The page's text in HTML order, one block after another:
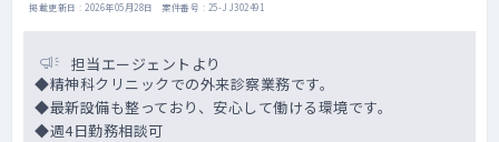
掲載更新日 : 2026年05月28日 案件番号 : 25-JJ302491
担当エージェントより
◆精神科クリニックでの外来診察業務です。
◆最新設備も整っており、安心して働ける環境です。
◆週4日勤務相談可